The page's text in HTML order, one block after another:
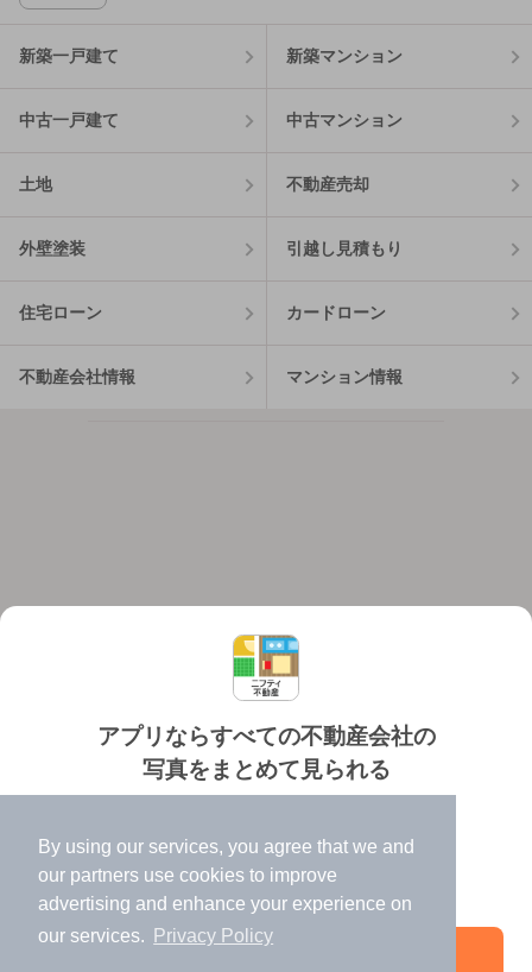
By using our services, you agree that we and
our partners use cookies to improve
advertising and enhance your experience on
our services.
Privacy Policy
アプリならすべての不動産会社の
写真をまとめて見られる
✔️
高速表示で似た物件も見つけやすい
✔️
便利な通知機能も充実
新築一戸建て 新築マンション
中古一戸建て 中古マンション
土地 不動産売却
外壁塗装 引越し見積もり
住宅ローン カードローン
不動産会社情報 マンション情報
個人情報保護ポリシー 利用規約